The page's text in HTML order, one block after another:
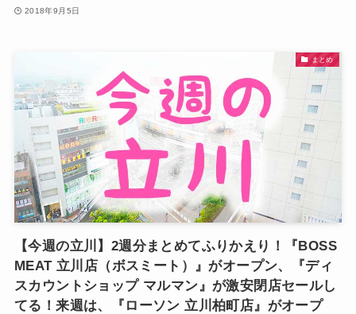
2018年9月5日
まとめ
【今週の立川】2週分まとめてふりかえり！『BOSS
MEAT 立川店（ボスミート）』がオープン、『ディ
スカウントショップ マルマン』が激安閉店セールし
てる！来週は、『ローソン 立川柏町店』がオープ